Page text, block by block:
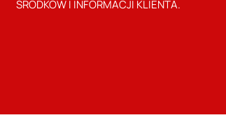
ŚRODKÓW I INFORMACJI KLIENTA.